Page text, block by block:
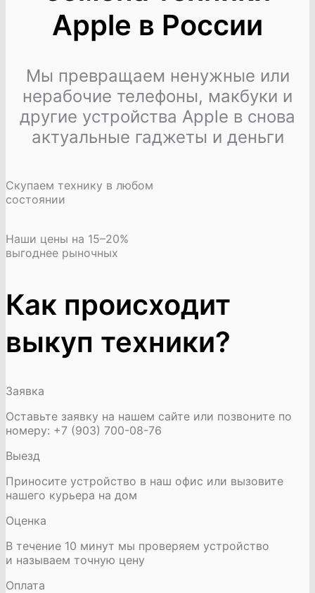
Apple в России
Мы превращаем ненужные или
нерабочие телефоны, макбуки и
другие устройства Apple в снова
актуальные гаджеты и деньги
Скупаем технику в любом
состоянии
Наши цены на 15–20%
выгоднее рыночных
Как происходит
выкуп техники?
Заявка
Оставьте заявку на нашем сайте или позвоните по
номеру: +7 (903) 700-08-76
Выезд
Приносите устройство в наш офис или вызовите
нашего курьера на дом
Оценка
В течение 10 минут мы проверяем устройство
и называем точную цену
Оплата